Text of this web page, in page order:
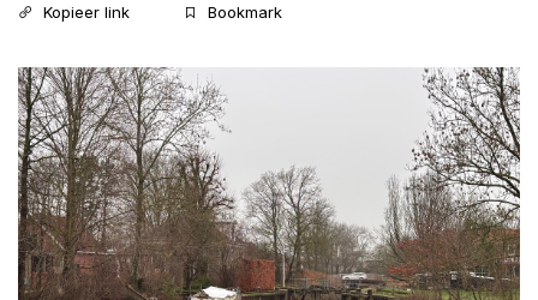
Kopieer link
Bookmark